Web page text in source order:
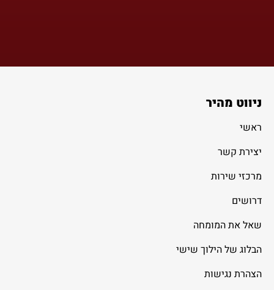
ניווט מהיר
ראשי
יצירת קשר
מרכזי שירות
דרושים
שאל את המומחה
הבלוג של הילוך שישי
הצהרת נגישות